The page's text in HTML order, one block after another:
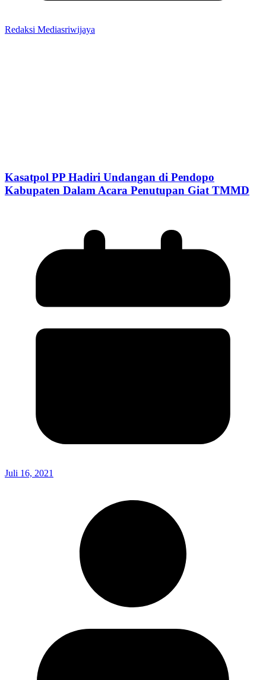
Redaksi Mediasriwijaya
Kasatpol PP Hadiri Undangan di Pendopo
Kabupaten Dalam Acara Penutupan Giat TMMD
Juli 16, 2021